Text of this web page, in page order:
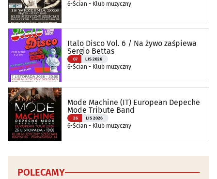
6-Ścian - Klub muzyczny
Italo Disco Vol. 6 / Na żywo zaśpiewa
Sergio Bettas
07 LIS 2026
6-Ścian - Klub muzyczny
Mode Machine (IT) European Depeche
Mode Tribute Band
26 LIS 2026
6-Ścian - Klub muzyczny
POLECAMY